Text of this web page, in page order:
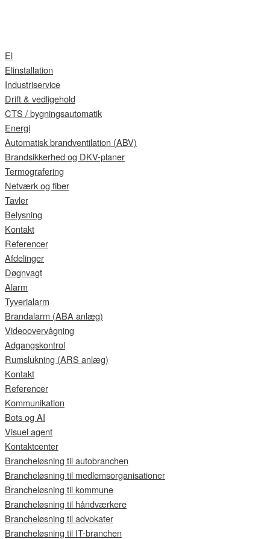
El
Elinstallation
Industriservice
Drift & vedligehold
CTS / bygningsautomatik
Energi
Automatisk brandventilation (ABV)
Brandsikkerhed og DKV-planer
Termografering
Netværk og fiber
Tavler
Belysning
Kontakt
Referencer
Afdelinger
Døgnvagt
Alarm
Tyverialarm
Brandalarm (ABA anlæg)
Videoovervågning
Adgangskontrol
Rumslukning (ARS anlæg)
Kontakt
Referencer
Kommunikation
Bots og AI
Visuel agent
Kontaktcenter
Brancheløsning til autobranchen
Brancheløsning til medlemsorganisationer
Brancheløsning til kommune
Brancheløsning til håndværkere
Brancheløsning til advokater
Brancheløsning til IT-branchen